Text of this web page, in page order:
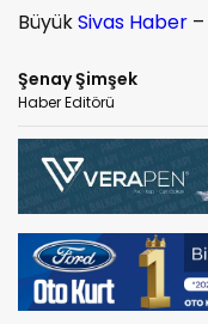
BüyükSivas Haber –
Şenay Şimşek
Haber Editörü